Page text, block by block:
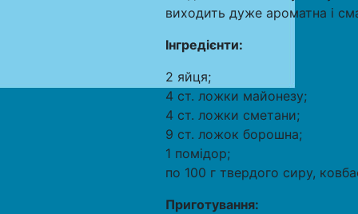
виходить дуже ароматна і
Інгредієнти:
2 яйця;
4 ст. ложки майонезу;
4 ст. ложки сметани;
9 ст. ложок борошна;
1 помідор;
по 100 г твердого сиру,
Приготування: